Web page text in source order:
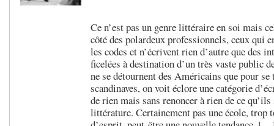
Ce n’est pas un genre littéraire en soi mais
côté des polardeux professionnels, ceux qui
les codes et n’écrivent rien d’autre que des
ficelées à destination d’un très vaste public
ne se détournent des Américains que pour
scandinaves, on voit éclore une catégorie
de rien mais sans renoncer à rien de ce
littérature. Certainement pas une école, trop